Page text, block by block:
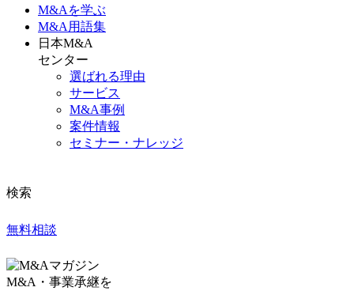
M&Aを学ぶ
M&A 用語集
日本M&A
センター
選ばれる理由
サービス
M&A事例
案件情報
セミナー・ナレッジ
検索
無料相談
M&A・事業承継を